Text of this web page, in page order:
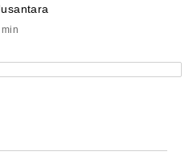
min